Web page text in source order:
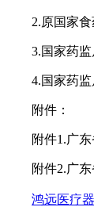
2.原国家食药
3.国家药监局
4.国家药监局
附件：
附件1.广东省
附件2.广东省
鸿远医疗